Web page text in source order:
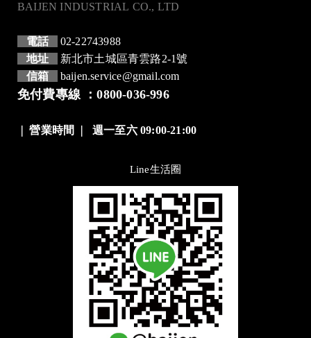
BAIJEN INDUSTRIAL CO., LTD
電話
02-22743988
地址
新北市土城區青雲路2-1號
信箱
baijen.service@gmail.com
免付費專線 ：0800-036-996
營業時間 ❘週一至六 09:00-21:00
Line生活圈